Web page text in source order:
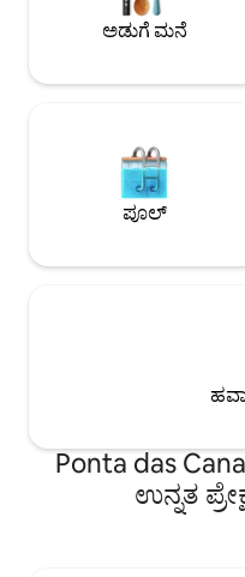
ಅಲೆಕ್ಸಾ ಮತ್ತು ಕರೋಕೆ ಆನಂದಿಸಿ.
ಕಾಯುತ್ತಿದ್ದೇನೆ.ಅಡುಗೆ ಮನೆ
ಪೂಲ್
Ponta das
ಉನ್ನತ